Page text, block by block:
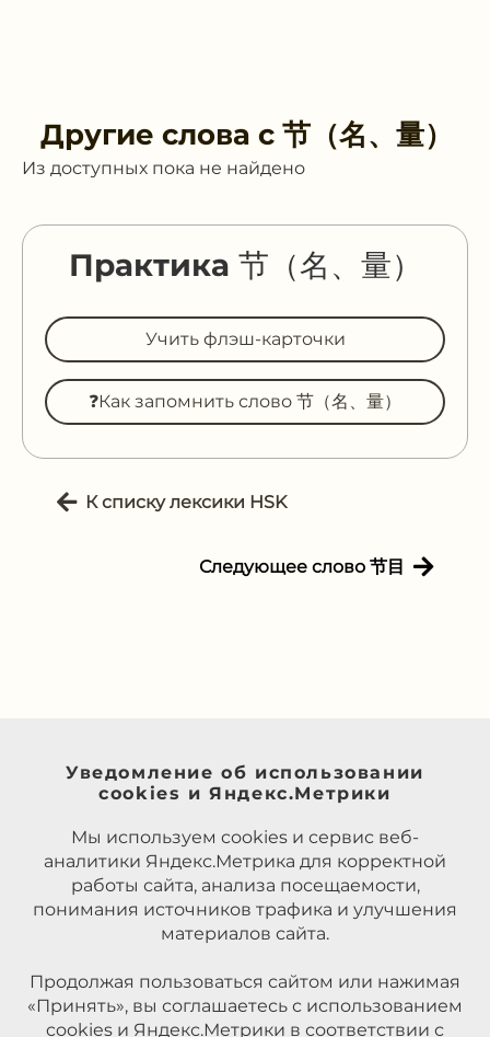
Другие слова с 节（名、量）
Из доступных пока не найдено
Практика 节（名、量）
Учить флэш-карточки
❓Как запомнить слово 节（名、量）
К списку лексики HSK
Следующее слово 节目
Уведомление об использовании
cookies и Яндекс.Метрики
Мы используем cookies и сервис веб-
аналитики Яндекс.Метрика для корректной
работы сайта, анализа посещаемости,
понимания источников трафика и улучшения
материалов сайта.
Продолжая пользоваться сайтом или нажимая
«Принять», вы соглашаетесь с использованием
cookies и Яндекс.Метрики в соответствии с